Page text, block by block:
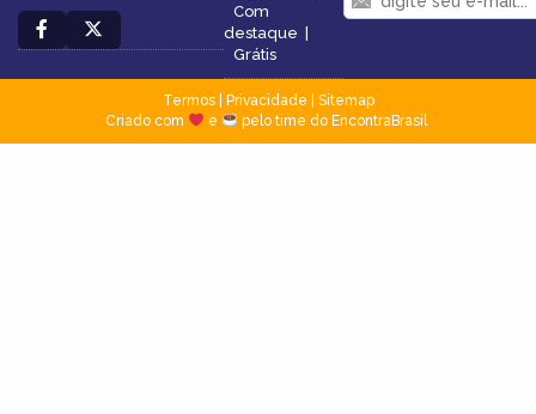
Com
destaque |
Grátis
Termos| Privacidade
Sitemap
Criado com
e pelo time do EncontraBrasil